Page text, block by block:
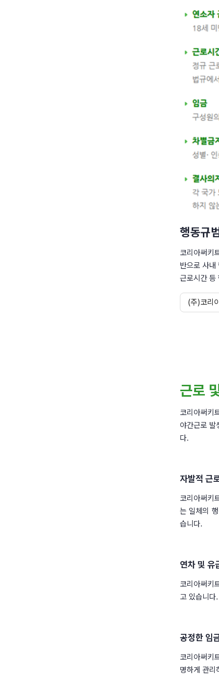
행동규
코리아써키
반으로 사내
근로시간 등
(주)코리
근로
코리아써키
야간근로 발
다.
자발적 근
코리아써키
는 일체의
습니다.
연차 및 유
코리아써키
고 있습니다
공정한 임
코리아써키
명하게 관리